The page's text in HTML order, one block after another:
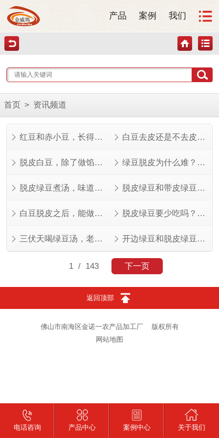
产品 案例 我们
首页 > 资讯频道
红豆和赤小豆，长得像但不是一回事 白豆去皮还是不去皮？看完这几点就知道了
脱皮白豆，除了做馅还能做什么？ 绿豆脱皮为什么难？看完就知道了
脱皮绿豆煮汤，味道其实不一样 脱皮绿豆和带皮绿豆，功效差在哪？
白豆脱皮之后，能做的菜比想象中多 脱皮绿豆要少吃吗？看人看量
三伏天喝绿豆汤，老一辈的讲究有道理 开边绿豆和脱皮绿豆，叫法不同，东西一样
1/ 143 下一页
返回顶部
佛山市南海区金诺一农产品加工厂
版权所有
网站地图
电话咨询 产品中心 案例中心 关于我们